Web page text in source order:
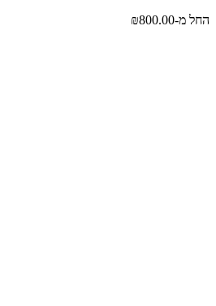
החל מ-
₪800.00